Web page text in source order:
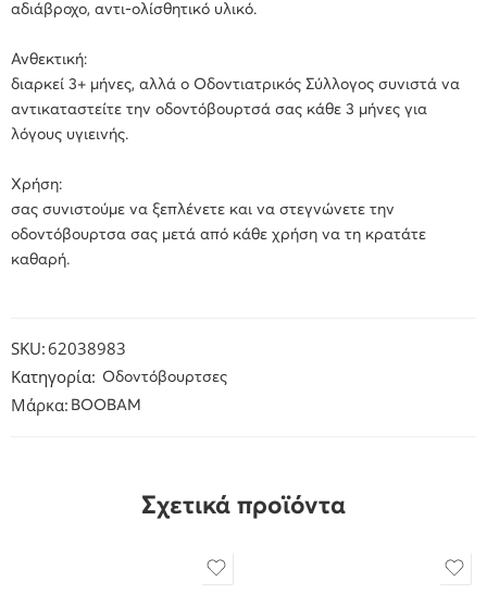
αδιάβροχο, αντι-ολίσθητικό υλικό.
Ανθεκτική:
διαρκεί 3+ μήνες, αλλά ο Οδοντιατρικός Σύλλογος συνιστά να
αντικαταστείτε την οδοντόβουρτσά σας κάθε 3 μήνες για
λόγους υγιεινής.
Χρήση:
σας συνιστούμε να ξεπλένετε και να στεγνώνετε την
οδοντόβουρτσα σας μετά από κάθε χρήση να τη κρατάτε
καθαρή.
SKU: 62038983
Κατηγορία: Οδοντόβουρτσες
Μάρκα: BOOBAM
Σχετικά προϊόντα